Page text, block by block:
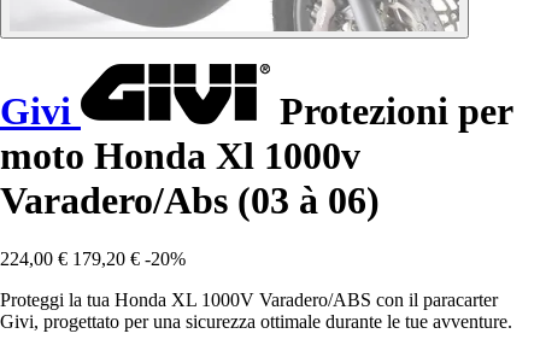
Givi
Protezioni per
moto Honda Xl 1000v
Varadero/Abs (03 à 06)
224,00 € 179,20 € -20%
Proteggi la tua Honda XL 1000V Varadero/ABS con il paracarter
Givi, progettato per una sicurezza ottimale durante le tue avventure.